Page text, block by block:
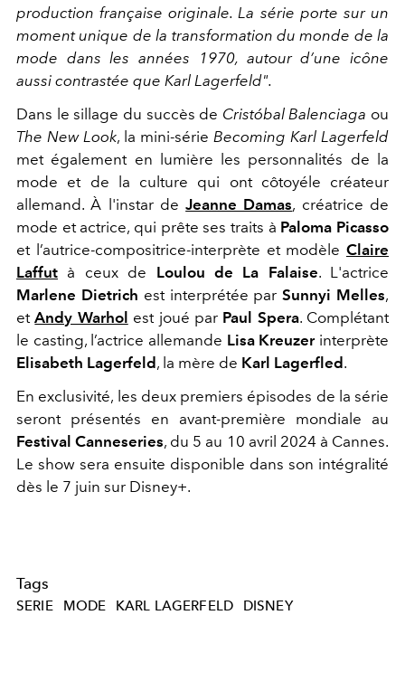
production française originale. La série porte sur un
moment unique de la transformation du monde de la
mode dans les années 1970, autour d’une icône
aussi contrastée que Karl Lagerfeld".
Dans le sillage du succès de Cristóbal Balenciaga ou
The New Look, la mini-série Becoming Karl Lagerfeld
met également en lumière les personnalités de la
mode et de la culture qui ont côtoyéle créateur
allemand. À l'instar de Jeanne Damas, créatrice de
mode et actrice, qui prête ses traits à Paloma Picasso
et l’autrice-compositrice-interprète et modèle Claire
Laffut à ceux de Loulou de La Falaise. L'actrice
Marlene Dietrich est interprétée parSunnyi Melles,
et Andy Warhol est joué par Paul Spera. Complétant
le casting, l’actrice allemande Lisa Kreuzerinterprète
Elisabeth Lagerfeld, la mère de Karl Lagerfled.
En exclusivité, les deux premiers épisodes de la série
seront présentés en avant-première mondiale au
Festival Canneseries, du 5 au 10 avril 2024 à Cannes.
Le show sera ensuite disponible dans son intégralité
dès le 7 juin sur Disney+.
Tags
SERIE MODE KARL LAGERFELD DISNEY